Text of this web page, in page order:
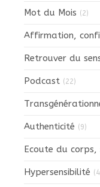
Mot du Mois (2)
Affirmation,
Retrouver du
Podcast (22)
Authenticité (9)
Ecoute du corps,
Hypersensibilité